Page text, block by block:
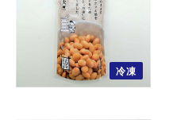
冷凍